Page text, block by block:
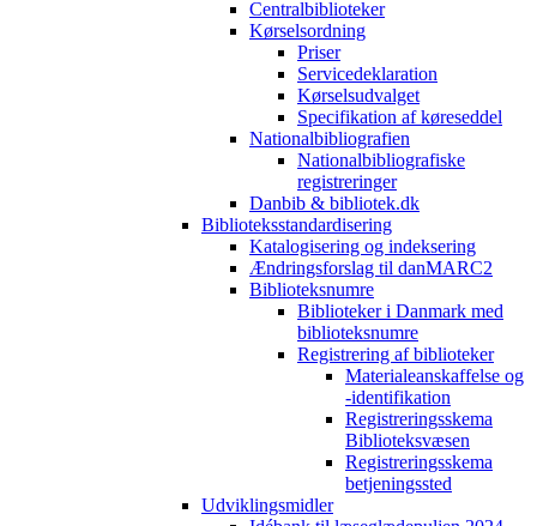
Centralbiblioteker
Kørselsordning
Priser
Servicedeklaration
Kørselsudvalget
Specifikation af køreseddel
Nationalbibliografien
Nationalbibliografiske
registreringer
Danbib & bibliotek.dk
Biblioteksstandardisering
Katalogisering og indeksering
Ændringsforslag til danMARC2
Biblioteksnumre
Biblioteker i Danmark med
biblioteksnumre
Registrering af biblioteker
Materialeanskaffelse og
-identifikation
Registreringsskema
Biblioteksvæsen
Registreringsskema
betjeningssted
Udviklingsmidler